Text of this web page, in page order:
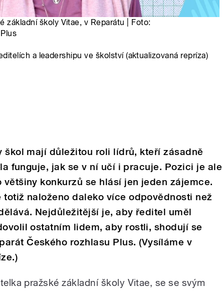
základní školy Vitae, v Reparátu | Foto:
a leadershipu ve školství (aktualizovaná repríza)
škol mají důležitou roli lídrů, kteří zásadně
funguje, jak se v ní učí i pracuje. Pozici je ale
konkurzů se hlásí jen jeden zájemce.
totiž naloženo daleko více odpovědnosti než
Nejdůležitější je, aby ředitel uměl
ostatním lidem, aby rostli, shodují se
Českého rozhlasu Plus. (Vysíláme v
pražské základní školy Vitae, se se svým